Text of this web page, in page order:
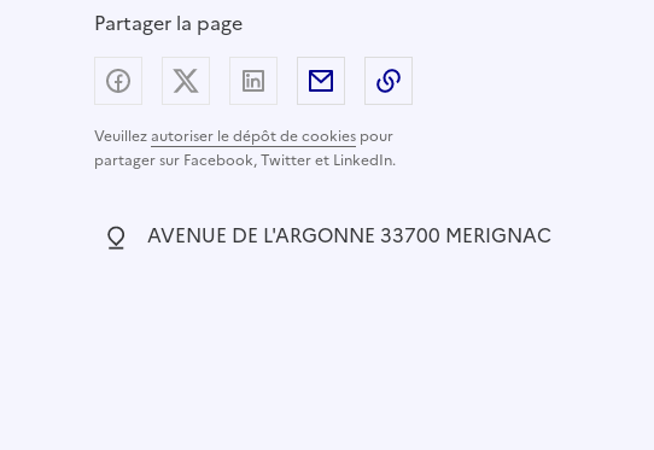
Partager la page
Veuillezautoriser le dépôt de cookies pour
partager sur Facebook, Twitter et LinkedIn.
Partager sur Facebook
Partager sur X (anciennement Twitter) -
Partager sur LinkedIn
Partager par email
Localisation :
AVENUE DE L'ARGONNE 33700 MERIGNAC